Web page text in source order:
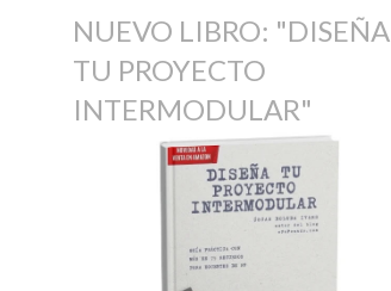
NUEVO LIBRO: "DISEÑA
TU PROYECTO
INTERMODULAR"